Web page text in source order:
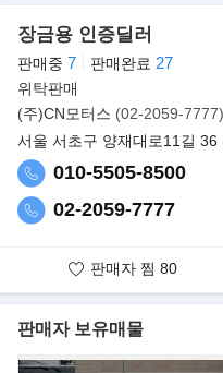
- 제로백 3.3초 666마력 8기통
▶옵션표
장금용 인증딜러
판매중 7 판매완료 27
위탁판매
(주)CN모터스 (02-2059-7777)
서울 서초구 양재대로11길
010-5505-8500
02-2059-7777
판매자 찜 80
판매자 보유매물